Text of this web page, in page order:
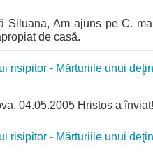
Siluana, Am ajuns pe C.
de casă.
risipitor - Mărturiile unui
04.05.2005 Hristos a înviat!
risipitor - Mărturiile unui